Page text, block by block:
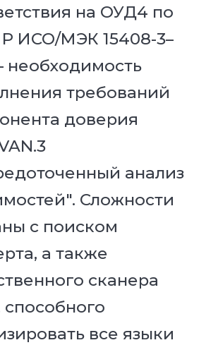
на ОУД4 по
ИСО/МЭК 15408-3–
необходимость
требований
доверия
анализ
Сложности
с поиском
а также
сканера
способного
все языки